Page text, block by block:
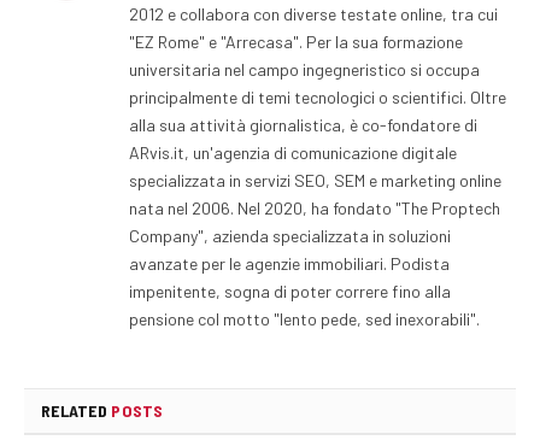
2012 e collabora con diverse testate online, tra cui
"EZ Rome" e "Arrecasa". Per la sua formazione
universitaria nel campo ingegneristico si occupa
principalmente di temi tecnologici o scientifici. Oltre
alla sua attività giornalistica, è co-fondatore di
ARvis.it, un'agenzia di comunicazione digitale
specializzata in servizi SEO, SEM e marketing online
nata nel 2006. Nel 2020, ha fondato "The Proptech
Company", azienda specializzata in soluzioni
avanzate per le agenzie immobiliari. Podista
impenitente, sogna di poter correre fino alla
pensione col motto "lento pede, sed inexorabili".
RELATED POSTS